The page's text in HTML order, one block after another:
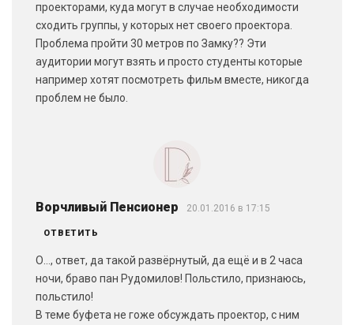
проекторами, куда могут в случае необходимости
сходить группы, у которых нет своего проектора.
Проблема пройти 30 метров по Замку?? Эти
аудитории могут взять и просто студенты которые
например хотят посмотреть фильм вместе, никогда
проблем не было.
Ворчливый Пенсионер 20.01.2016 в 17:15
ОТВЕТИТЬ
О…, ответ, да такой развёрнутый, да ещё и в 2 часа
ночи, браво пан Рудомилов! Польстило, признаюсь,
польстило!
В теме буфета не гоже обсуждать проектор, с ним